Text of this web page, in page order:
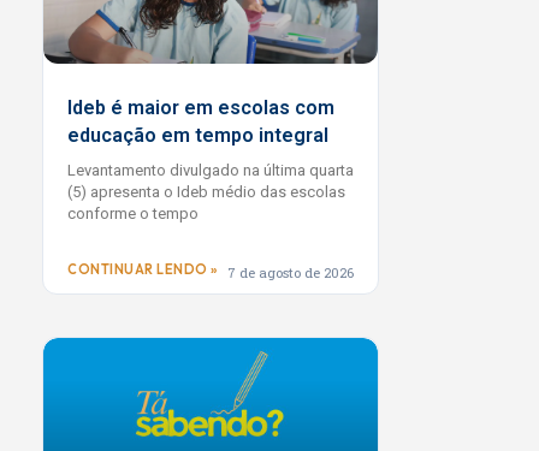
Ideb é maior em escolas com
educação em tempo integral
Levantamento divulgado na última quarta
(5) apresenta o Ideb médio das escolas
conforme o tempo
CONTINUAR LENDO » 7 de agosto de 2026